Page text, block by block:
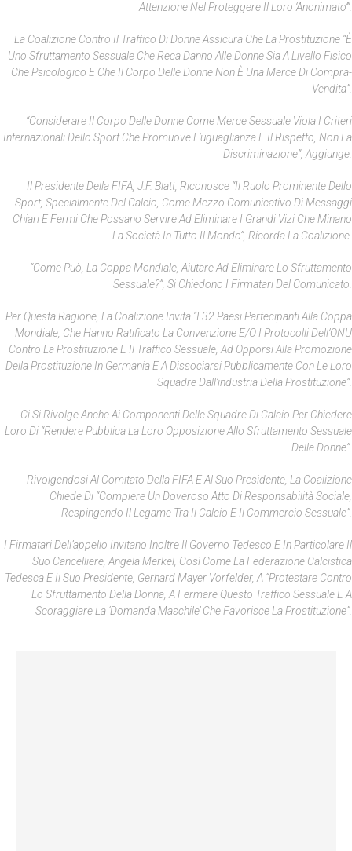
Attenzione Nel Proteggere Il Loro ‘anonimato’”.
La Coalizione Contro Il Traffico Di Donne Assicura Che La Prostituzione “è
Uno Sfruttamento Sessuale Che Reca Danno Alle Donne Sia A Livello Fisico
Che Psicologico E Che Il Corpo Delle Donne Non È Una Merce Di Compra-
Vendita”.
“Considerare Il Corpo Delle Donne Come Merce Sessuale Viola I Criteri
Internazionali Dello Sport Che Promuove L’uguaglianza E Il Rispetto, Non La
Discriminazione”, Aggiunge.
Il Presidente Della FIFA, J.F. Blatt, Riconosce “il Ruolo Prominente Dello
Sport, Specialmente Del Calcio, Come Mezzo Comunicativo Di Messaggi
Chiari E Fermi Che Possano Servire Ad Eliminare I Grandi Vizi Che Minano
La Società In Tutto Il Mondo”, Ricorda La Coalizione.
“Come Può, La Coppa Mondiale, Aiutare Ad Eliminare Lo Sfruttamento
Sessuale?”, Si Chiedono I Firmatari Del Comunicato.
Per Questa Ragione, La Coalizione Invita “i 32 Paesi Partecipanti Alla Coppa
Mondiale, Che Hanno Ratificato La Convenzione E/o I Protocolli Dell’ONU
Contro La Prostituzione E Il Traffico Sessuale, Ad Opporsi Alla Promozione
Della Prostituzione In Germania E A Dissociarsi Pubblicamente Con Le Loro
Squadre Dall’industria Della Prostituzione”.
Ci Si Rivolge Anche Ai Componenti Delle Squadre Di Calcio Per Chiedere
Loro Di “rendere Pubblica La Loro Opposizione Allo Sfruttamento Sessuale
Delle Donne”.
Rivolgendosi Al Comitato Della FIFA E Al Suo Presidente, La Coalizione
Chiede Di “compiere Un Doveroso Atto Di Responsabilità Sociale,
Respingendo Il Legame Tra Il Calcio E Il Commercio Sessuale”.
I Firmatari Dell’appello Invitano Inoltre Il Governo Tedesco E In Particolare Il
Suo Cancelliere, Angela Merkel, Così Come La Federazione Calcistica
Tedesca E Il Suo Presidente, Gerhard Mayer Vorfelder, A “protestare Contro
Lo Sfruttamento Della Donna, A Fermare Questo Traffico Sessuale E A
Scoraggiare La ‘domanda Maschile’ Che Favorisce La Prostituzione”.